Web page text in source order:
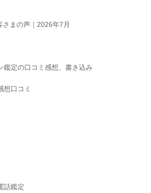
さまの声｜2026年7月
鑑定の口コミ感想、書き込み
想口コミ
話鑑定